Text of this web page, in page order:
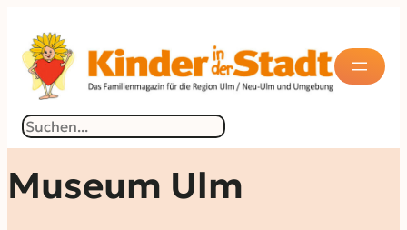
Suchen
Museum Ulm